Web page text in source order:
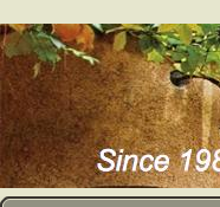
usanma